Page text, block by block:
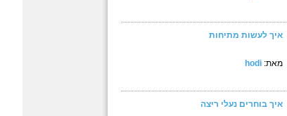
איך לעשות מתיחות
מאת: hodi
איך בוחרים נעלי ריצה